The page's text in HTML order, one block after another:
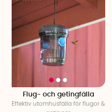
Flug- och getingfälla
Effektiv utomhusfälla för flugor &